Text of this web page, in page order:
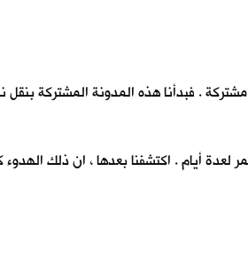
. فبدأنا هذه المدونة المشتركة
لعدة أيام . اكتشفنا بعدها ، ان ذلك